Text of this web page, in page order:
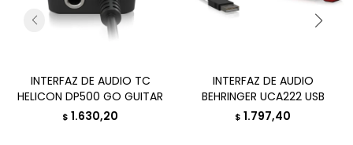
INTERFAZ DE AUDIO TC
HELICON DP500 GO GUITAR
$ 1.630,20
INTERFAZ DE AUDIO
BEHRINGER UCA222 USB
$ 1.797,40